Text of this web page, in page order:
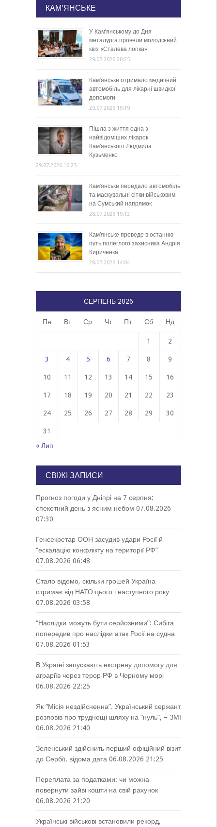
КАМ'ЯНСЬКЕ
У Кам’янському до Дня
металурга провели молодіжний
квіз «Сталева логіка»
29.07.2026 20:25
Кам’янське отримало медичний
автомобіль для лікарні швидкої
допомоги
29.07.2026 19:19
Пішла з життя одна з
найвідоміших лікарок
Кам’янського Людмила
Кузьменко
29.07.2026 16:25
Кам’янське передало автомобіль
та маскувальні сітки військовим
на Сумський напрямок
28.07.2026 19:12
Кам’янське проведе в останню
путь полеглого захисника Андрія
Кириченка
28.07.2026 14:04
СЕРПЕНЬ 2026
Пн Вт Ср Чт Пт Сб Нд
1 2
3 4 5 6 7 8 9
10 11 12 13 14 15 16
17 18 19 20 21 22 23
24 25 26 27 28 29 30
31
« Лип
СВІЖІ ЗАПИСИ
Прогноз погоди у Дніпрі на 7 серпня:
спекотний день з ясним небом 07.08.2026
07:30
Генсекретар ООН засудив удари Росії й
“ескалацію конфлікту на території РФ”
07.08.2026 06:48
Стало відомо, скільки грошей Україна
отримає від НАТО цього і наступного року
07.08.2026 03:58
“Наслідки можуть бути серйозними”: Сибіга
попередив про наслідки атак Росії на судна
07.08.2026 01:53
В Україні запускають екстрену допомогу для
аграріїв через терор РФ в Чорному морі
06.08.2026 22:25
Як “Місія нездійсненна”. Український сержант
розповів про труднощі шляху на “нуль”, – ЗМІ
06.08.2026 21:40
Зеленський здійснить перший офіційний візит
до Сербії, відома дата 06.08.2026 21:25
Переплата за податками: чи можна
повернути зайві кошти на свій рахунок
06.08.2026 21:20
Українські військові встановили рекорд,